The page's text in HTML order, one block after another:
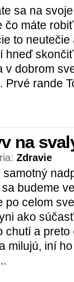
sa na
čo máte
to
hneď
v dobrom
Prvé rande
na
Zdravie
samotný
budeme
po celom
ako
chutí a
milujú, iní